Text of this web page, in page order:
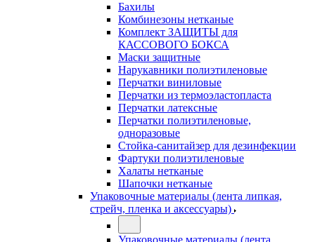
Бахилы
Комбинезоны нетканые
Комплект ЗАЩИТЫ для
КАССОВОГО БОКСА
Маски защитные
Нарукавники полиэтиленовые
Перчатки виниловые
Перчатки из термоэластопласта
Перчатки латексные
Перчатки полиэтиленовые,
одноразовые
Стойка-санитайзер для дезинфекции
Фартуки полиэтиленовые
Халаты нетканые
Шапочки нетканые
Упаковочные материалы (лента липкая,
стрейч, пленка и аксессуары)
Упаковочные материалы (лента